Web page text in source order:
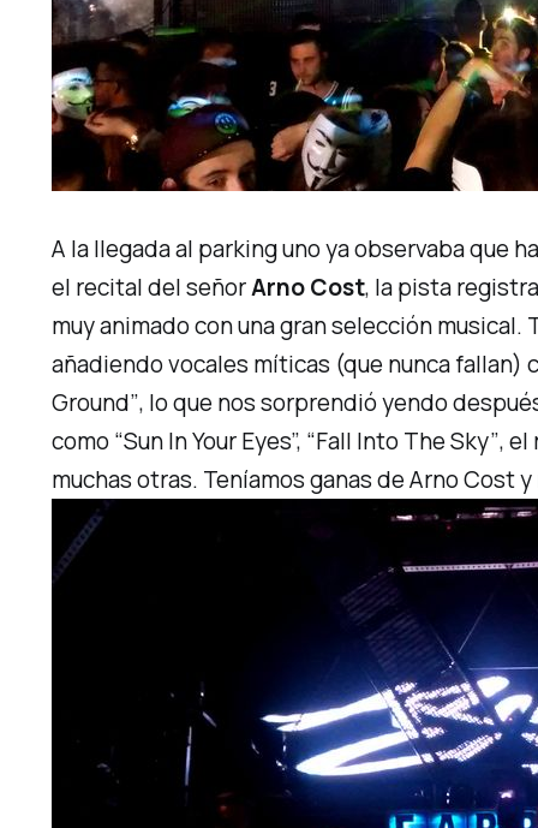
A la llegada al parking uno ya observaba que
el recital del señorArno Cost, la pista
muy animado con una gran selección musical.
añadiendo vocales míticas (que nunca fallan)
Ground”, lo que nos sorprendió yendo
como“Sun In Your Eyes”, “Fall Into The Sky”, el
muchas otras. Teníamos ganas de Arno Cost